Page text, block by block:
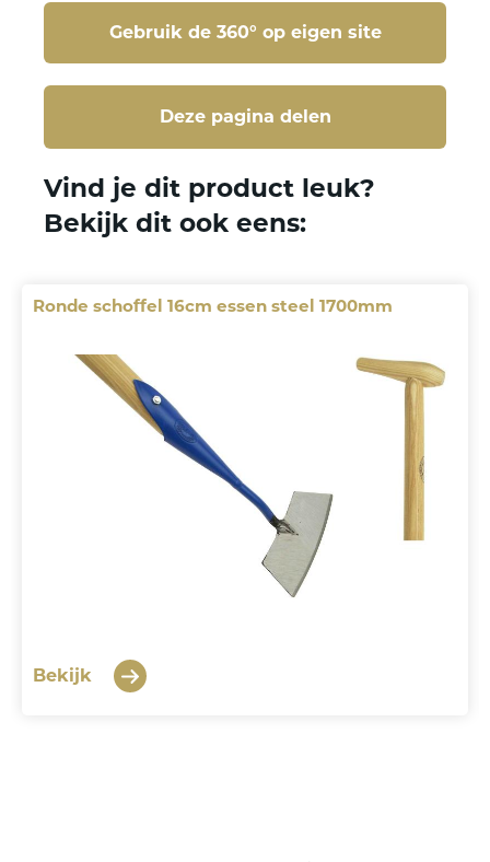
Gebruik de 360° op eigen site
Deze pagina delen
Deze pagina delen
Vind je dit product leuk?
Bekijk dit ook eens:
Ronde schoffel 16cm essen steel 1700mm
Bekijk